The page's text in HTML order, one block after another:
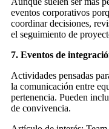
eventos corporativos
coordinar decisiones,
el seguimiento de
7. Eventos de
Actividades pensadas
la comunicación entre
pertenencia. Pueden
de convivencia.